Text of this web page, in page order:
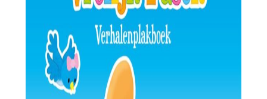
overeenstemming met onsprivacybeleid.